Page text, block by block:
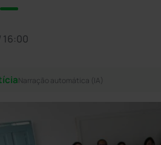
16:00
Narração automática (IA)